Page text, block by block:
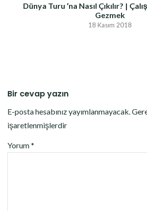
Dünya Turu ‘na Nasıl Çıkılır? |
Gezmek
18 Kasım 2018
Bir cevap yazın
E-posta hesabınız yayımlanmayacak.
işaretlenmişlerdir
Yorum*